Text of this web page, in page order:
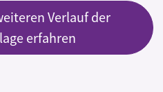
Verlauf der
erfahren